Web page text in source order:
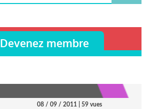
Devenez membre
08 / 09 / 2011 | 59 vues